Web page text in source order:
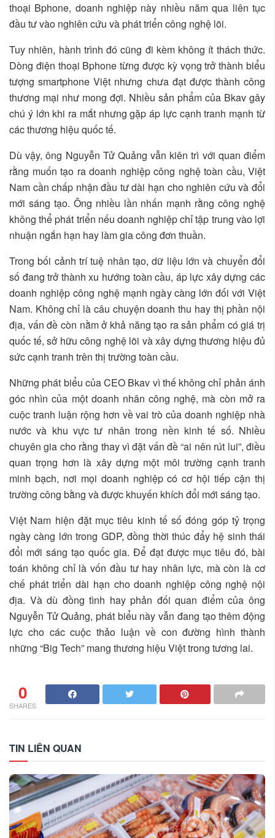
thoại Bphone, doanh nghiệp này nhiều năm qua liên tục
đầu tư vào nghiên cứu và phát triển công nghệ lõi.
Tuy nhiên, hành trình đó cũng đi kèm không ít thách thức.
Dòng điện thoại Bphone từng được kỳ vọng trở thành biểu
tượng smartphone Việt nhưng chưa đạt được thành công
thương mại như mong đợi. Nhiều sản phẩm của Bkav gây
chú ý lớn khi ra mắt nhưng gặp áp lực cạnh tranh mạnh từ
các thương hiệu quốc tế.
Dù vậy, ông Nguyễn Tử Quảng vẫn kiên trì với quan điểm
rằng muốn tạo ra doanh nghiệp công nghệ toàn cầu, Việt
Nam cần chấp nhận đầu tư dài hạn cho nghiên cứu và đổi
mới sáng tạo. Ông nhiều lần nhấn mạnh rằng công nghệ
không thể phát triển nếu doanh nghiệp chỉ tập trung vào lợi
nhuận ngắn hạn hay làm gia công đơn thuần.
Trong bối cảnh trí tuệ nhân tạo, dữ liệu lớn và chuyển đổi
số đang trở thành xu hướng toàn cầu, áp lực xây dựng các
doanh nghiệp công nghệ mạnh ngày càng lớn đối với Việt
Nam. Không chỉ là câu chuyện doanh thu hay thị phần nội
địa, vấn đề còn nằm ở khả năng tạo ra sản phẩm có giá trị
quốc tế, sở hữu công nghệ lõi và xây dựng thương hiệu đủ
sức cạnh tranh trên thị trường toàn cầu.
Những phát biểu của CEO Bkav vì thế không chỉ phản ánh
góc nhìn của một doanh nhân công nghệ, mà còn mở ra
cuộc tranh luận rộng hơn về vai trò của doanh nghiệp nhà
nước và khu vực tư nhân trong nền kinh tế số. Nhiều
chuyên gia cho rằng thay vì đặt vấn đề “ai nên rút lui”, điều
quan trọng hơn là xây dựng một môi trường cạnh tranh
minh bạch, nơi mọi doanh nghiệp có cơ hội tiếp cận thị
trường công bằng và được khuyến khích đổi mới sáng tạo.
Việt Nam hiện đặt mục tiêu kinh tế số đóng góp tỷ trọng
ngày càng lớn trong GDP, đồng thời thúc đẩy hệ sinh thái
đổi mới sáng tạo quốc gia. Để đạt được mục tiêu đó, bài
toán không chỉ là vốn đầu tư hay nhân lực, mà còn là cơ
chế phát triển dài hạn cho doanh nghiệp công nghệ nội
địa. Và dù đồng tình hay phản đối quan điểm của ông
Nguyễn Tử Quảng, phát biểu này vẫn đang tạo thêm động
lực cho các cuộc thảo luận về con đường hình thành
những “Big Tech” mang thương hiệu Việt trong tương lai.
0
SHARES
TIN LIÊN QUAN